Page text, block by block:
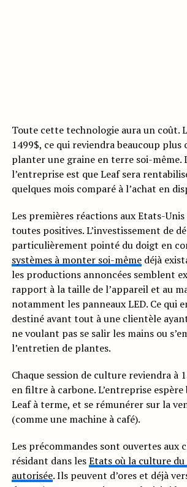
Toute cette technologie aura un coût.
1499$, ce qui reviendra beaucoup plus
planter une graine en terre soi-même.
l’entreprise est que Leaf sera
quelques mois comparé à l’achat en
Les premières réactions aux Etats-
toutes positives. L’investissement de
particulièrement pointé du doigt en
systèmes à monter soi-mêmedéjà
les productions annoncées semblent
rapport à la taille de l’appareil et au
notamment les panneaux LED. Ce qui
destiné avant tout à une clientèle
ne voulant pas se salir les mains ou
l’entretien de plantes.
Chaque session de culture reviendra à
en filtre à carbone. L’entreprise
Leaf à terme, et se rémunérer sur la
(comme une machine à café).
Les précommandes sont ouvertes aux
résidant dans lesEtats où la culture du
autorisée. Ils peuvent d’ores et déjà